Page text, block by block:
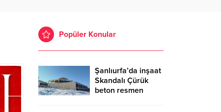
Popüler Konular
Şanlıurfa’da inşaat
Skandalı Çürük
beton resmen